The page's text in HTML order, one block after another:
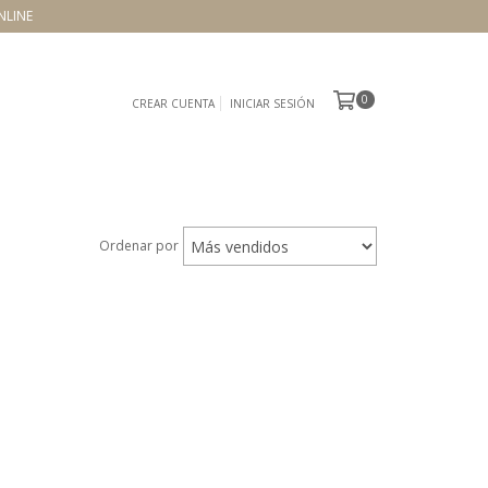
CREAR CUENTA INICIAR SESIÓN 0
Ordenar por